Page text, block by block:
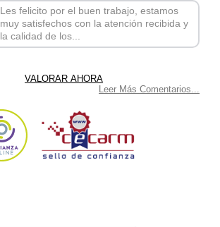
Les felicito por el buen trabajo, estamos
muy satisfechos con la atención recibida y
la calidad de los...
Leer Más Comentarios...